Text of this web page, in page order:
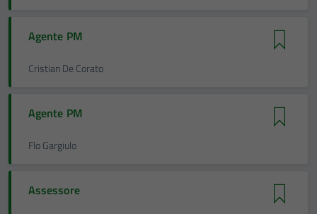
Agente PM
Cristian De Corato
Agente PM
Flo Gargiulo
Assessore